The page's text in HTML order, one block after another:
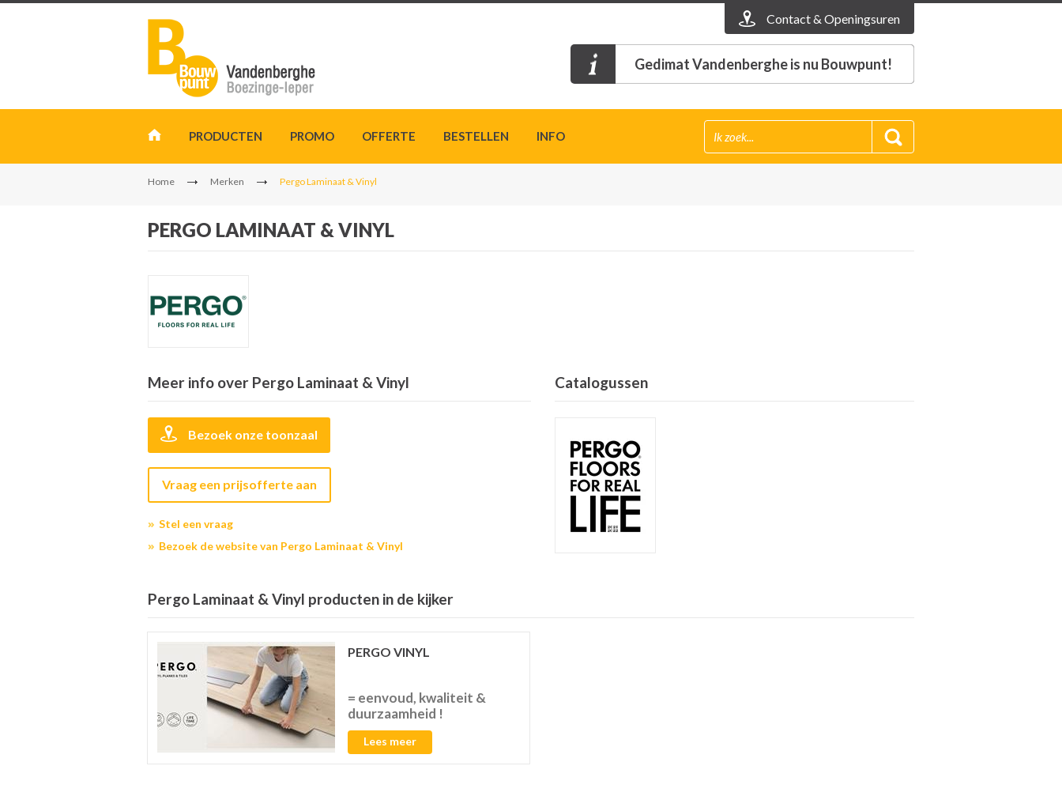
Contact & Openingsuren
Gedimat Vandenberghe is nu Bouwpunt!
PRODUCTEN PROMO OFFERTE BESTELLEN INFO
Home Merken Pergo Laminaat & Vinyl
PERGO LAMINAAT & VINYL
Meer info over Pergo Laminaat & Vinyl
Bezoek onze toonzaal
Vraag een prijsofferte aan
Stel een vraag
Bezoek de website van Pergo Laminaat & Vinyl
Catalogussen
Pergo Laminaat & Vinyl producten in de kijker
PERGO VINYL
= eenvoud, kwaliteit &
duurzaamheid !
Lees meer